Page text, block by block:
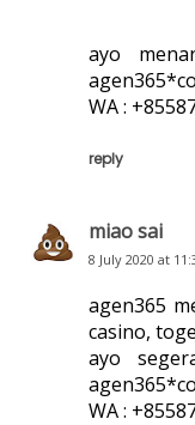
ayo
WA :
reply
miao sai
8 July 2020 at
agen365
casino,
ayo
WA :